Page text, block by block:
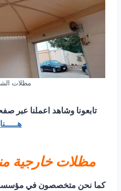
مظلات
تابعونا وشاهد اعملنا عبر
هـــــنا
مظلات خارجية
كما نحن متخصصون في مؤسسة